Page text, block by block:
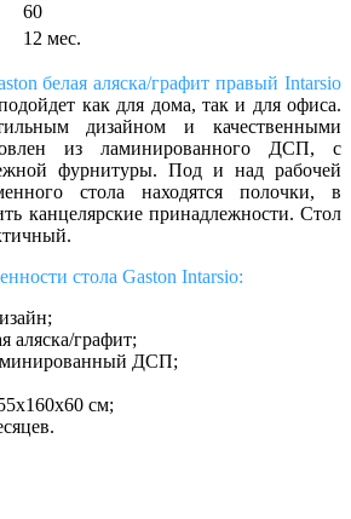
60
12 мес.
белая аляска/графит правый Intarsio
как для дома, так и для офиса.
дизайном и качественными
из ламинированного ДСП, с
фурнитуры. Под и над рабочей
стола находятся полочки, в
канцелярские принадлежности. Стол
стола Gaston Intarsio:
аляска/графит;
ДСП;
см;